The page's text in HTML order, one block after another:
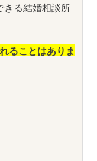
きる結婚相談所
ることはありま